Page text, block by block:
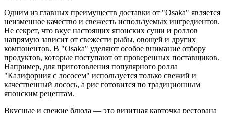
Одним из главных преимуществ доставки от "Osaka" является
неизменное качество и свежесть используемых ингредиентов.
Не секрет, что вкус настоящих японских суши и роллов
напрямую зависит от свежести рыбы, овощей и других
компонентов. В "Osaka" уделяют особое внимание отбору
продуктов, которые поступают от проверенных поставщиков.
Например, для приготовления популярного ролла
"Калифорния с лососем" используется только свежий и
качественный лосось, а рис готовится по традиционным
японским рецептам.
Вкусные и свежие блюда — это визитная карточка ресторана